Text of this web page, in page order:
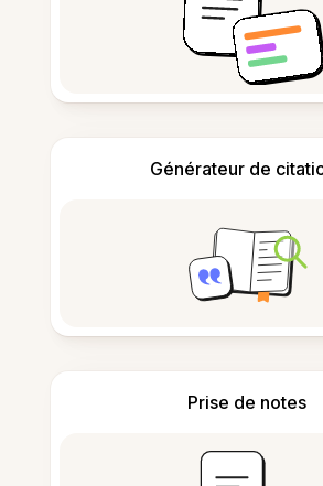
Générateur de
Prise de notes